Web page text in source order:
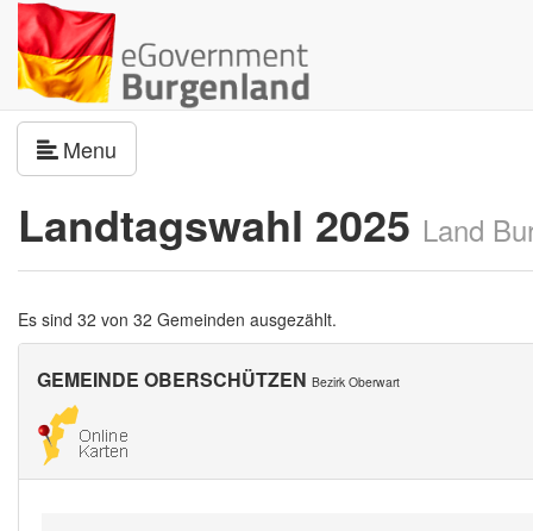
Menu
Landtagswahl 2025 Land
Es sind 32 von 32 Gemeinden ausgezählt.
GEMEINDE OBERSCHÜTZEN Bezirk Oberwart